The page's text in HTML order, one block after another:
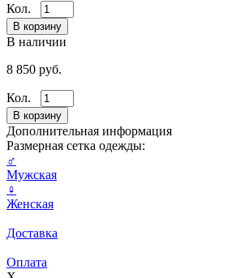
Кол.
В наличии
8 850 руб.
Кол.
Дополнительная информация
Размерная сетка одежды:
♂
Мужская
♀
Женская
Доставка
Оплата